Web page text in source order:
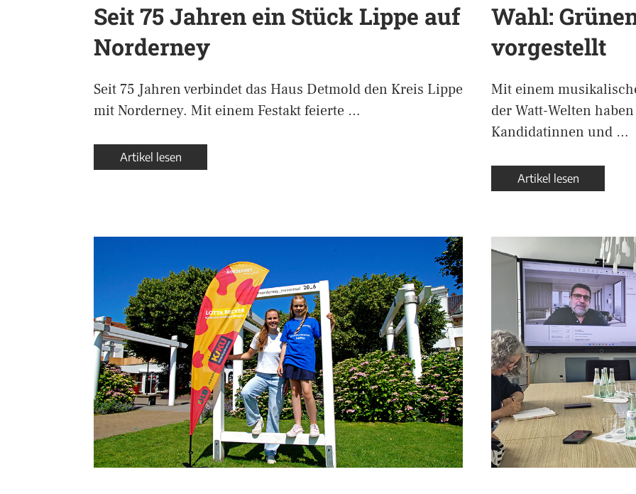
Seit 75 Jahren ein Stück Lippe auf
Norderney
Seit 75 Jahren verbindet das Haus Detmold den Kreis Lippe
mit Norderney. Mit einem Festakt feierte …
Artikel lesen
Wahl:
vorgestellt
Mit einem
der Watt-Welten
Kandidatinnen und …
Artikel lesen